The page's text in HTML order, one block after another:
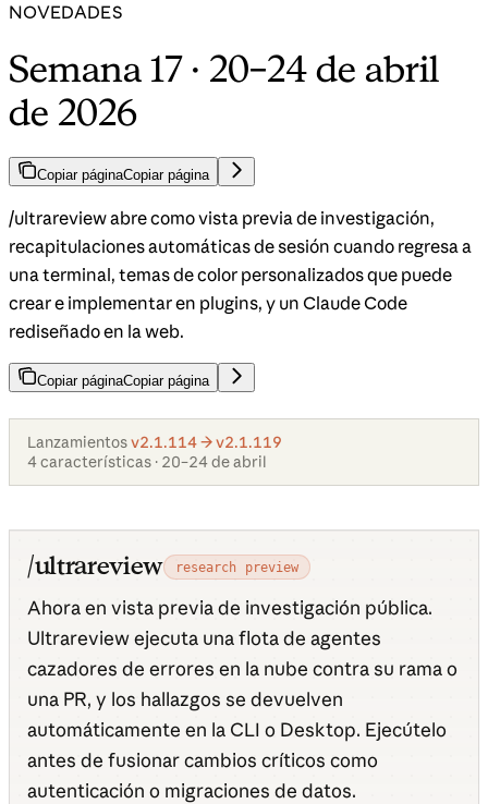
NOVEDADES
Semana 17 · 20–24 de abril
de 2026
Copiar páginaCopiar página
/ultrareview abre como vista previa de investigación,
recapitulaciones automáticas de sesión cuando regresa a
una terminal, temas de color personalizados que puede
crear e implementar en plugins, y un Claude Code
rediseñado en la web.
Copiar páginaCopiar página
Lanzamientosv2.1.114 → v2.1.119
4 características · 20–24 de abril
/ultrareview research preview
Ahora en vista previa de investigación pública.
Ultrareview ejecuta una flota de agentes
cazadores de errores en la nube contra su rama o
una PR, y los hallazgos se devuelven
automáticamente en la CLI o Desktop. Ejecútelo
antes de fusionar cambios críticos como
autenticación o migraciones de datos.